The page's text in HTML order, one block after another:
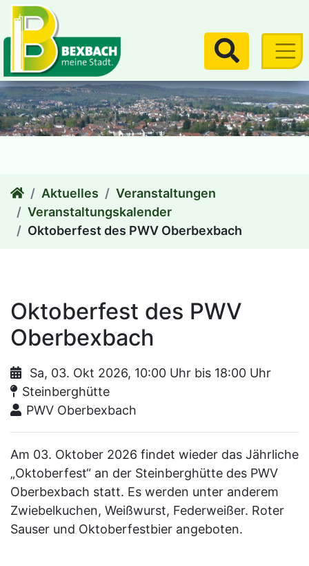
zum Inhalt
Suchen
Aktuelles
Veranstaltungen
Veranstaltungskalender
Oktoberfest des PWV Oberbexbach
Oktoberfest des PWV
Oberbexbach
Sa, 03. Okt 2026, 10:00 Uhr bis 18:00 Uhr
Ort:
Steinberghütte
Organisator:
PWV Oberbexbach
Am 03. Oktober 2026 findet wieder das Jährliche
„Oktoberfest“ an der Steinberghütte des PWV
Oberbexbach statt. Es werden unter anderem
Zwiebelkuchen, Weißwurst, Federweißer. Roter
Sauser und Oktoberfestbier angeboten.